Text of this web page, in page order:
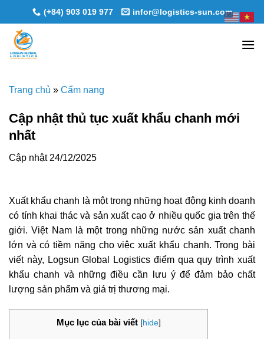
to
content
(+84) 903 019 977 infor@logistics-sun.com
Trang chủ » Cẩm nang
Cập nhật thủ tục xuất khẩu chanh mới
nhất
Cập nhật 24/12/2025
Xuất khẩu chanh là một trong những hoạt động kinh doanh
có tính khai thác và sản xuất cao ở nhiều quốc gia trên thế
giới. Việt Nam là một trong những nước sản xuất chanh
lớn và có tiềm năng cho việcxuất khẩu chanh. Trong bài
viết này, Logsun Global Logistics điểm qua quy trình xuất
khẩu chanh và những điều cần lưu ý để đảm bảo chất
lượng sản phẩm và giá trị thương mại.
Mục lục của bài viết [hide]